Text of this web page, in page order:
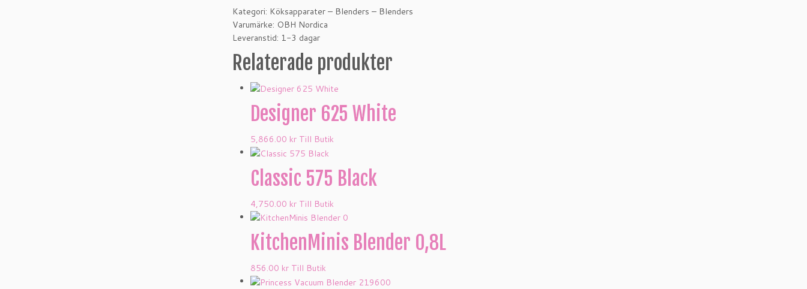
Kategori: Köksapparater – Blenders – Blenders
Varumärke: OBH Nordica
Leveranstid: 1-3 dagar
Relaterade produkter
Designer 625 White
5,866.00 kr Till Butik
Classic 575 Black
4,750.00 kr Till Butik
KitchenMinis Blender 0,8L
856.00 kr Till Butik